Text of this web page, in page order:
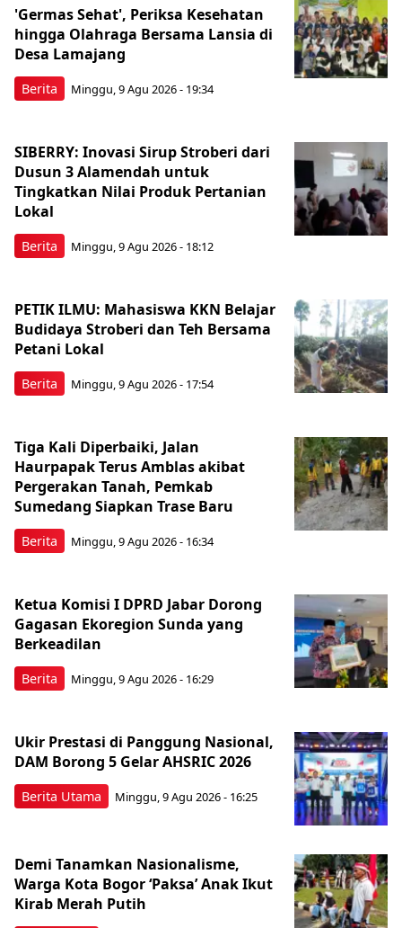
Berita
'Germas Sehat', Periksa Kesehatan
hingga Olahraga Bersama Lansia di
Desa Lamajang
Minggu, 9 Agu 2026 - 19:34
Berita
SIBERRY: Inovasi Sirup Stroberi dari
Dusun 3 Alamendah untuk
Tingkatkan Nilai Produk Pertanian
Lokal
Minggu, 9 Agu 2026 - 18:12
Berita
PETIK ILMU: Mahasiswa KKN Belajar
Budidaya Stroberi dan Teh Bersama
Petani Lokal
Minggu, 9 Agu 2026 - 17:54
Berita
Tiga Kali Diperbaiki, Jalan
Haurpapak Terus Amblas akibat
Pergerakan Tanah, Pemkab
Sumedang Siapkan Trase Baru
Minggu, 9 Agu 2026 - 16:34
Berita
Ketua Komisi I DPRD Jabar Dorong
Gagasan Ekoregion Sunda yang
Berkeadilan
Minggu, 9 Agu 2026 - 16:29
Berita Utama
Ukir Prestasi di Panggung Nasional,
DAM Borong 5 Gelar AHSRIC 2026
Minggu, 9 Agu 2026 - 16:25
Demi Tanamkan Nasionalisme,
Warga Kota Bogor ‘Paksa’ Anak Ikut
Kirab Merah Putih